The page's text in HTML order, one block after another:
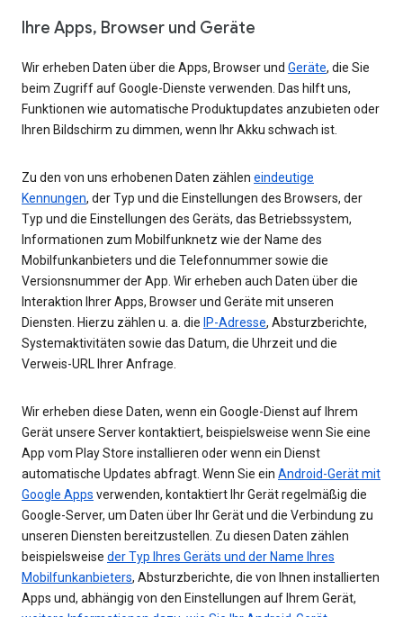
Ihre Apps, Browser und Geräte
Wir erheben Daten über die Apps, Browser und Geräte, die Sie
beim Zugriff auf Google-Dienste verwenden. Das hilft uns,
Funktionen wie automatische Produktupdates anzubieten oder
Ihren Bildschirm zu dimmen, wenn Ihr Akku schwach ist.
Zu den von uns erhobenen Daten zählen eindeutige
Kennungen, der Typ und die Einstellungen des Browsers, der
Typ und die Einstellungen des Geräts, das Betriebssystem,
Informationen zum Mobilfunknetz wie der Name des
Mobilfunkanbieters und die Telefonnummer sowie die
Versionsnummer der App. Wir erheben auch Daten über die
Interaktion Ihrer Apps, Browser und Geräte mit unseren
Diensten. Hierzu zählen u. a. die IP-Adresse, Absturzberichte,
Systemaktivitäten sowie das Datum, die Uhrzeit und die
Verweis-URL Ihrer Anfrage.
Wir erheben diese Daten, wenn ein Google-Dienst auf Ihrem
Gerät unsere Server kontaktiert, beispielsweise wenn Sie eine
App vom Play Store installieren oder wenn ein Dienst
automatische Updates abfragt. Wenn Sie ein Android-Gerät mit
Google Apps verwenden, kontaktiert Ihr Gerät regelmäßig die
Google-Server, um Daten über Ihr Gerät und die Verbindung zu
unseren Diensten bereitzustellen. Zu diesen Daten zählen
beispielsweise der Typ Ihres Geräts und der Name Ihres
Mobilfunkanbieters, Absturzberichte, die von Ihnen installierten
Apps und, abhängig von den Einstellungen auf Ihrem Gerät,